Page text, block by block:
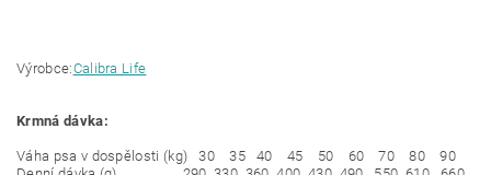
Výrobce:Calibra Life
Krmná dávka:
Váha psa v dospělosti (kg) 30 35 40 45 50 60 70 80 90